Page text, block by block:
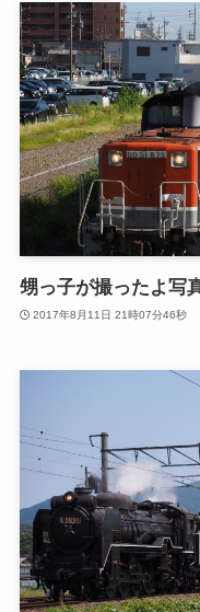
甥っ子が撮ったよ写
2017年8月11日 21時07分46秒